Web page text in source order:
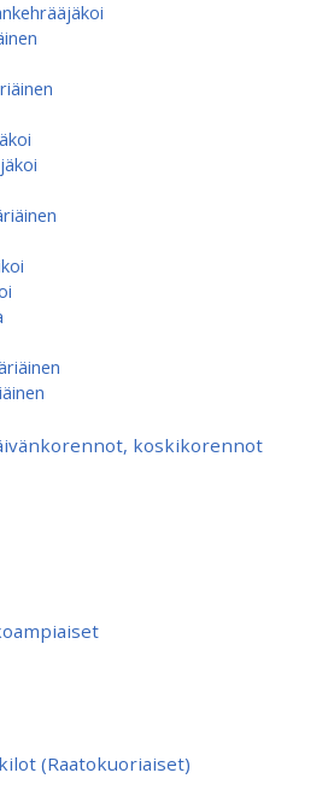
koskikorennot
(Raatokuoriaiset)